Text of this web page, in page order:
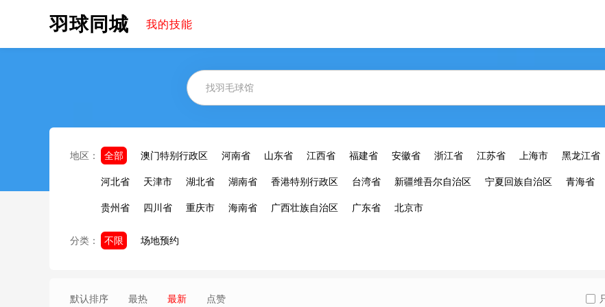
羽球同城 我的技能
地区： 全部 澳门特别行政区 河南省 山东省 江西省 福建省 安徽省 浙江省 江苏省 上海市 黑龙江省
河北省 天津市 湖北省 湖南省 香港特别行政区 台湾省 新疆维吾尔自治区 宁夏回族自治区 青海省
贵州省 四川省 重庆市 海南省 广西壮族自治区 广东省 北京市
分类： 不限 场地预约
默认排序 最热 最新 点赞